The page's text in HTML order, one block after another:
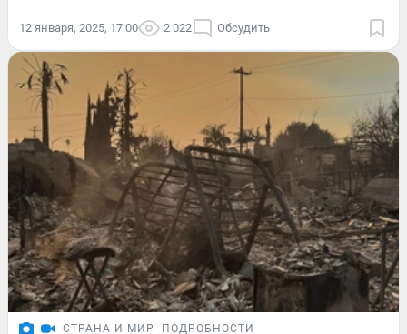
12 января, 2025, 17:00 2 022 Обсудить
СТРАНА И МИР ПОДРОБНОСТИ